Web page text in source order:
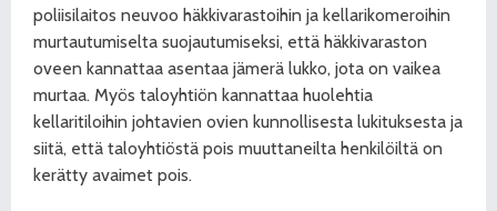
poliisilaitos neuvoo häkkivarastoihin ja kellarikomeroihin
murtautumiselta suojautumiseksi, että häkkivaraston
oveen kannattaa asentaa jämerä lukko, jota on vaikea
murtaa. Myös taloyhtiön kannattaa huolehtia
kellaritiloihin johtavien ovien kunnollisesta lukituksesta ja
siitä, että taloyhtiöstä pois muuttaneilta henkilöiltä on
kerätty avaimet pois.